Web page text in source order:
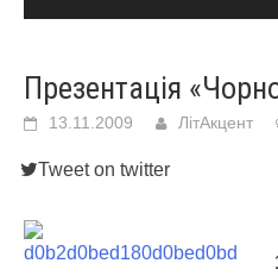
Презентація
13.11.2009 ЛітАкцент
Tweet on twitter